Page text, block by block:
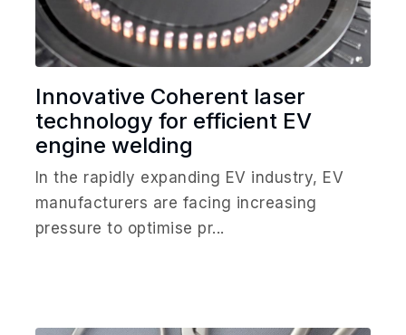
Innovative Coherent laser
technology for efficient EV
engine welding
In the rapidly expanding EV industry, EV
manufacturers are facing increasing
pressure to optimise pr...